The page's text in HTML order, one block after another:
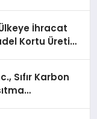
İhracat
Kortu Üretim
Sıfır Karbon